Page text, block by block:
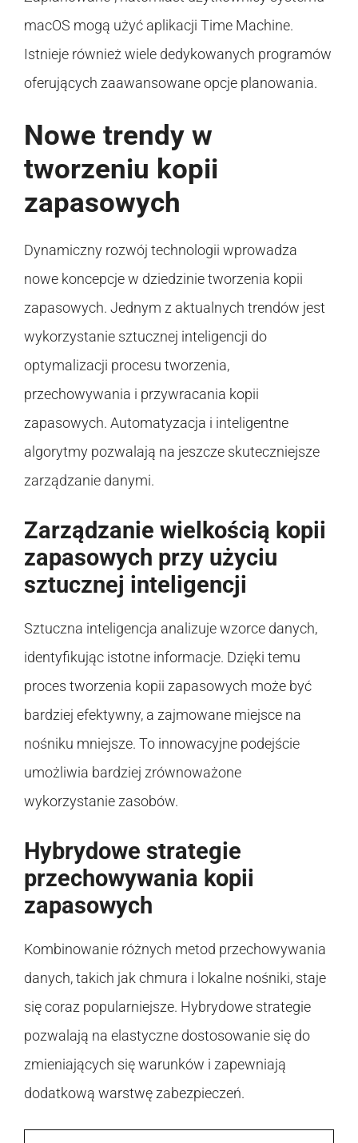
macOS mogą użyć aplikacji Time Machine.
Istnieje również wiele dedykowanych programów
oferujących zaawansowane opcje planowania.
Nowe trendy w
tworzeniu kopii
zapasowych
Dynamiczny rozwój technologii wprowadza
nowe koncepcje w dziedzinie tworzenia kopii
zapasowych. Jednym z aktualnych trendów jest
wykorzystanie sztucznej inteligencji do
optymalizacji procesu tworzenia,
przechowywania i przywracania kopii
zapasowych. Automatyzacja i inteligentne
algorytmy pozwalają na jeszcze skuteczniejsze
zarządzanie danymi.
Zarządzanie wielkością kopii
zapasowych przy użyciu
sztucznej inteligencji
Sztuczna inteligencja analizuje wzorce danych,
identyfikując istotne informacje. Dzięki temu
proces tworzenia kopii zapasowych może być
bardziej efektywny, a zajmowane miejsce na
nośniku mniejsze. To innowacyjne podejście
umożliwia bardziej zrównoważone
wykorzystanie zasobów.
Hybrydowe strategie
przechowywania kopii
zapasowych
Kombinowanie różnych metod przechowywania
danych, takich jak chmura i lokalne nośniki, staje
się coraz popularniejsze. Hybrydowe strategie
pozwalają na elastyczne dostosowanie się do
zmieniających się warunków i zapewniają
dodatkową warstwę zabezpieczeń.